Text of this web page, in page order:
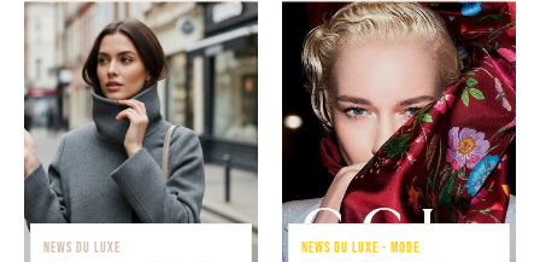
NEWS DU LUXE
NEWS DU LUXE - MODE